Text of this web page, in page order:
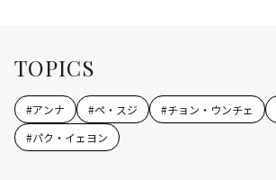
TOPICS
#アンナ #ペ・スジ #チョン・ウンチェ
#パク・イェヨン